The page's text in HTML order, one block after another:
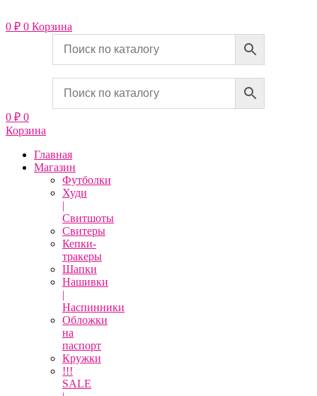
к
содержимому
0 ₽ 0 Корзина
0 ₽ 0
Корзина
Главная
Магазин
Футболки
Худи
|
Свитшоты
Свитеры
Кепки-
тракеры
Шапки
Нашивки
|
Наспинники
Обложки
на
паспорт
Кружки
!!!
SALE